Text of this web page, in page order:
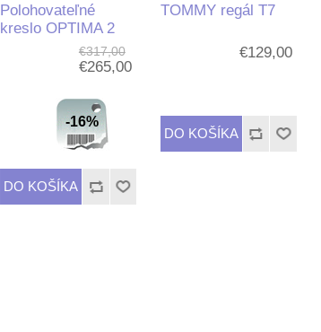
Polohovateľné
kreslo OPTIMA 2
€317,00
€265,00
-16%
TOMMY regál T7
€129,00